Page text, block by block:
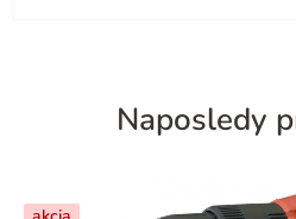
Naposledy